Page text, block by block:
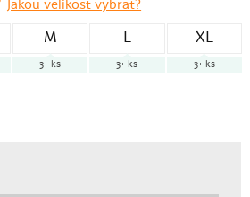
Jakou velikost vybrat?
M
3+ ks
L
3+ ks
XL
3+ ks